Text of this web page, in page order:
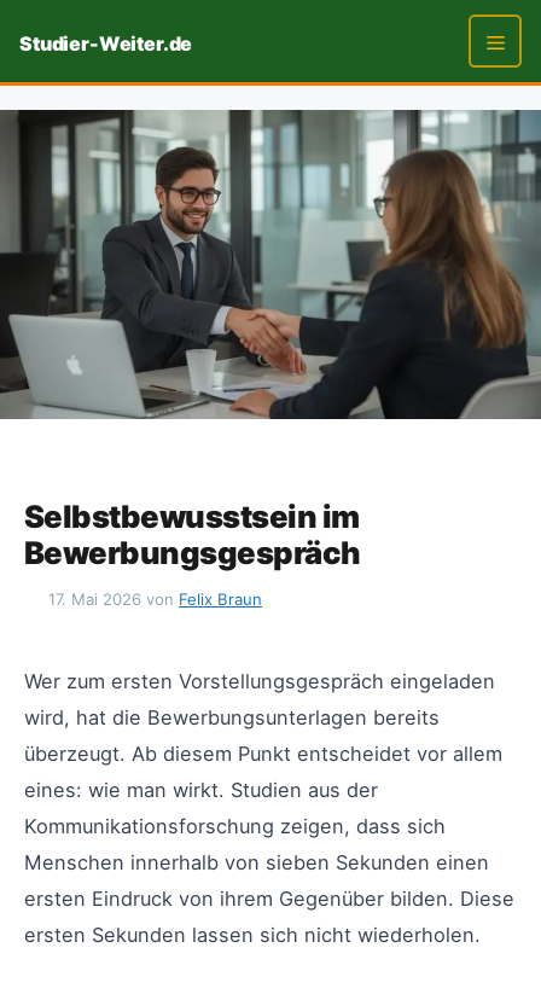
Inhalt
Studier-Weiter.de
Menü
Selbstbewusstsein im
Bewerbungsgespräch
17. Mai 2026 von Felix Braun
Wer zum ersten Vorstellungsgespräch eingeladen
wird, hat die Bewerbungsunterlagen bereits
überzeugt. Ab diesem Punkt entscheidet vor allem
eines: wie man wirkt. Studien aus der
Kommunikationsforschung zeigen, dass sich
Menschen innerhalb von sieben Sekunden einen
ersten Eindruck von ihrem Gegenüber bilden. Diese
ersten Sekunden lassen sich nicht wiederholen.